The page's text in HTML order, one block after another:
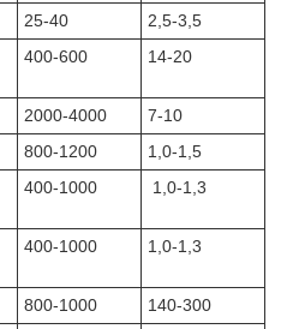
25-40
2,5-3,5
400-600 14-20
2000-4000
7-10
800-1200
1,0-1,5
400-1000 1,0-1,3
400-1000 1,0-1,3
800-1000
140-300